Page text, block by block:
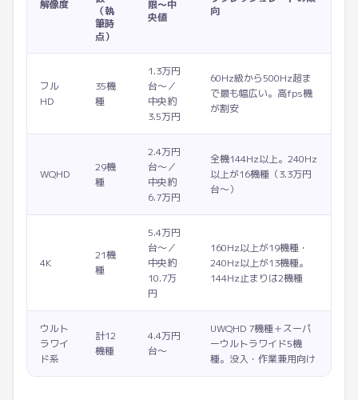
解像度
（執
筆時
点）
限〜中
央値
向
フル
HD
35機
種
1.3万円
台〜／
中央約
3.5万円
60Hz級から500Hz超ま
で最も幅広い。高fps機
が割安
WQHD
29機
種
2.4万円
台〜／
中央約
6.7万円
全機144Hz以上。240Hz
以上が16機種（3.3万円
台〜）
4K
21機
種
5.4万円
台〜／
中央約
10.7万
円
160Hz以上が19機種・
240Hz以上が13機種。
144Hz止まりは2機種
ウルト
ラワイ
ド系
計12
機種
4.4万円
台〜
UWQHD 7機種＋スーパ
ーウルトラワイド5機
種。没入・作業兼用向け